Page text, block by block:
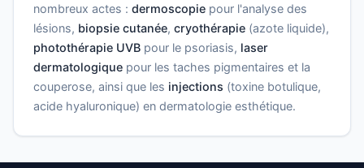
nombreux actes : dermoscopie pour l'analyse des
lésions, biopsie cutanée, cryothérapie (azote liquide),
photothérapie UVB pour le psoriasis, laser
dermatologique pour les taches pigmentaires et la
couperose, ainsi que les injections (toxine botulique,
acide hyaluronique) en dermatologie esthétique.